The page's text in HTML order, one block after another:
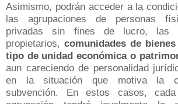
Asimismo, podrán acceder a la
las agrupaciones de personas
privadas sin fines de lucro, las
propietarios, comunidades de
tipo de unidad económica o
aun careciendo de personalidad
en la situación que motiva la
subvención. En estos casos,